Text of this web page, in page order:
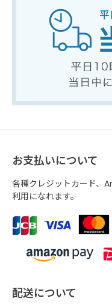
お支払いについて
各種クレジットカード、
利用になれます。
配送について